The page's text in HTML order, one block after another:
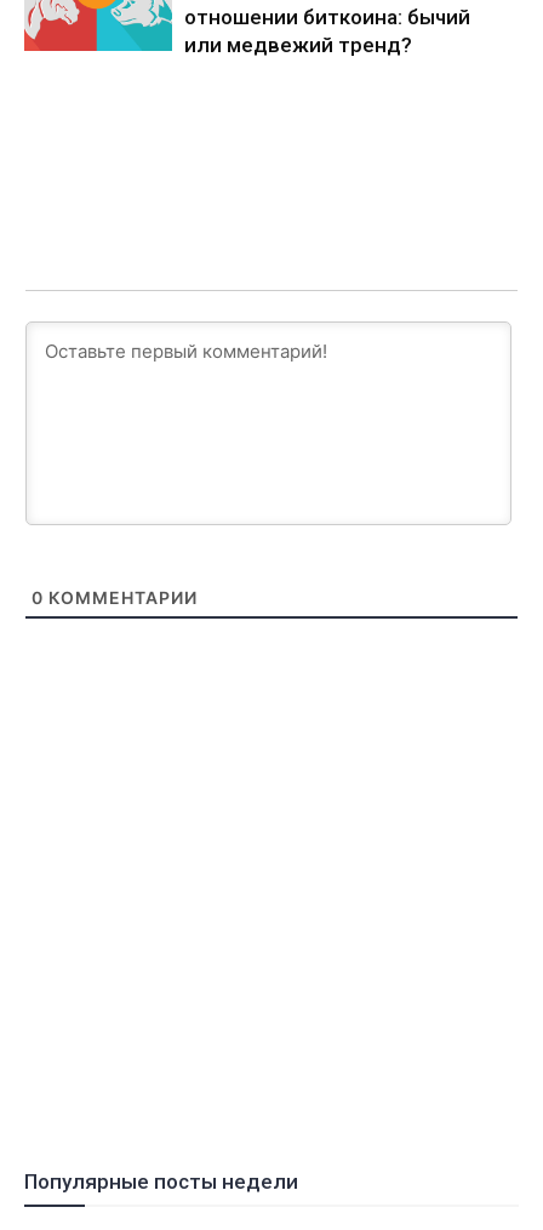
отношении биткоина: бычий
или медвежий тренд?
0 КОММЕНТАРИИ
Популярные посты недели